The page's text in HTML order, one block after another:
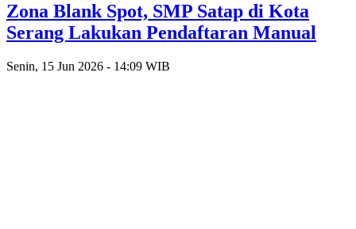
Zona Blank Spot, SMP Satap di Kota
Serang Lakukan Pendaftaran Manual
Senin, 15 Jun 2026 - 14:09 WIB